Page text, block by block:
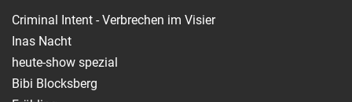
Criminal Intent - Verbrechen im Visier
Inas Nacht
heute-show spezial
Bibi Blocksberg